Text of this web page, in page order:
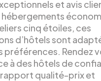
et avis
cinq étoiles, ces
d’hôtels sont
préférences. Rendez
à des hôtels de
qualité-prix et